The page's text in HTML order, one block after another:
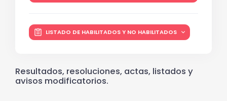
LISTADO DE HABILITADOS Y NO HABILITADOS
Resultados, resoluciones, actas, listados y
avisos modificatorios.